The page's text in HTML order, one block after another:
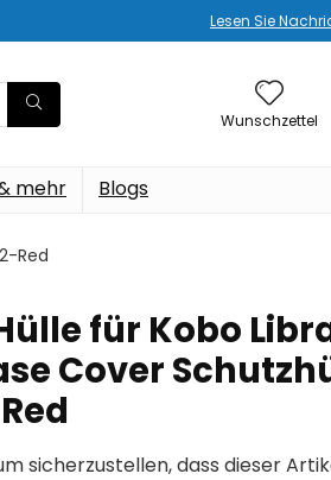
Lesen Sie
Wunschzettel
mehr Blogs
Red
für Kobo
Cover
sicherzustellen, dass dieser